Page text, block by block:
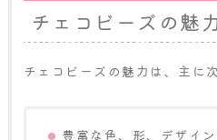
チェコビーズの魅
チェコビーズの魅力は、主に
豊富な色、形、デザイン